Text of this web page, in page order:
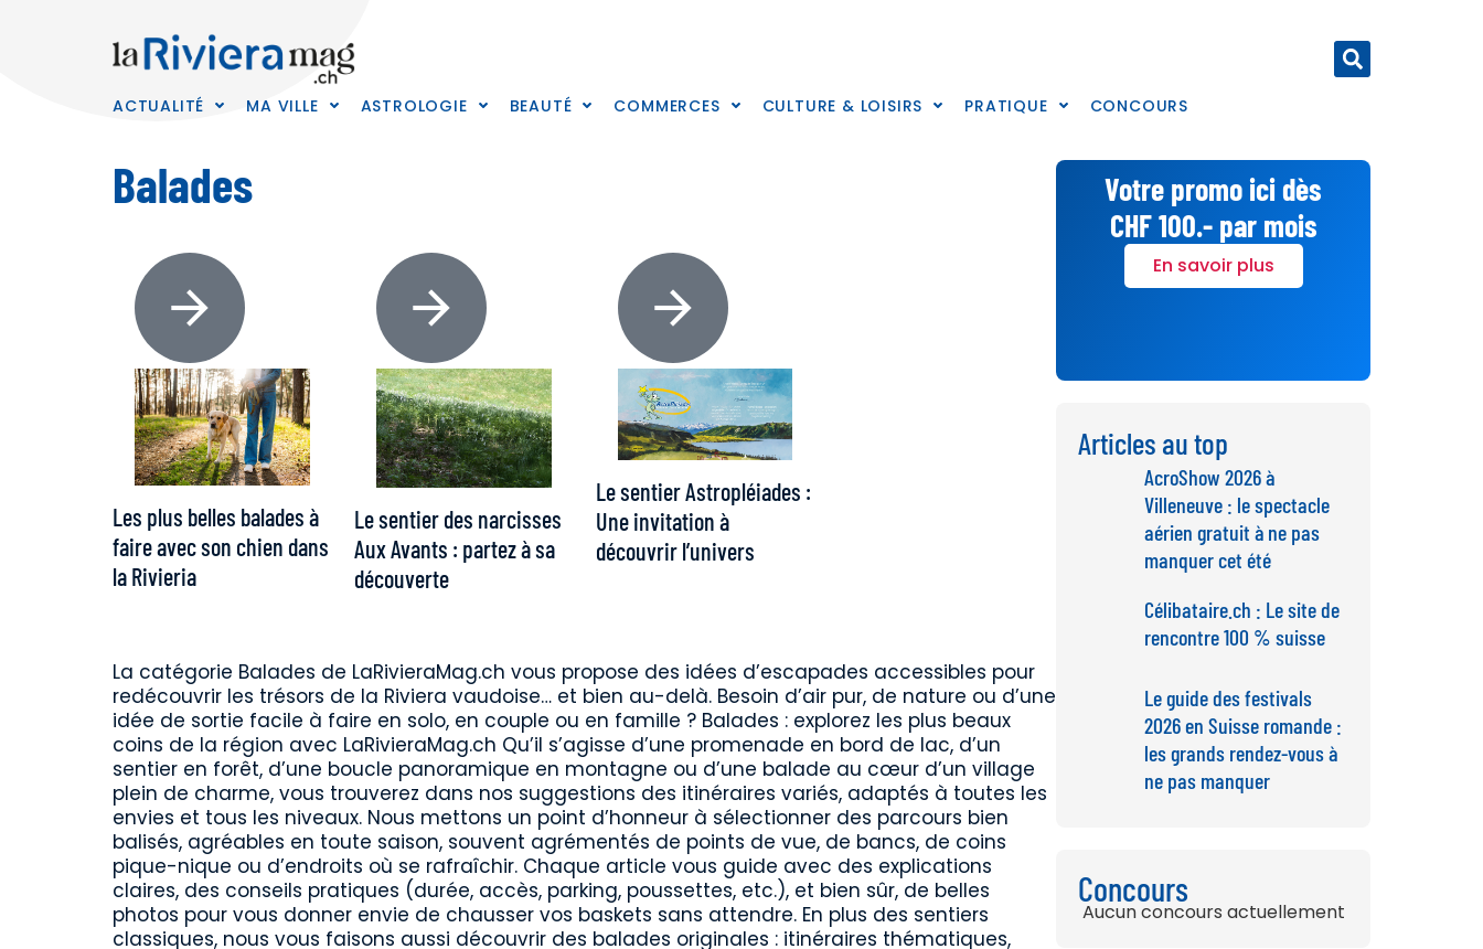
ACTUALITÉ MA VILLE ASTROLOGIE BEAUTÉ COMMERCES CULTURE & LOISIRS PRATIQUE CONCOURS
Balades
Les plus belles balades à
faire avec son chien dans
la Rivieria
Le sentier des narcisses
Aux Avants : partez à sa
découverte
Le sentier Astropléiades :
Une invitation à
découvrir l’univers
La catégorie Balades de LaRivieraMag.ch vous propose des idées d’escapades accessibles pour
redécouvrir les trésors de la Riviera vaudoise… et bien au-delà. Besoin d’air pur, de nature ou d’une
idée de sortie facile à faire en solo, en couple ou en famille ? Balades : explorez les plus beaux
coins de la région avec LaRivieraMag.ch Qu’il s’agisse d’une promenade en bord de lac, d’un
sentier en forêt, d’une boucle panoramique en montagne ou d’une balade au cœur d’un village
plein de charme, vous trouverez dans nos suggestions des itinéraires variés, adaptés à toutes les
envies et tous les niveaux. Nous mettons un point d’honneur à sélectionner des parcours bien
balisés, agréables en toute saison, souvent agrémentés de points de vue, de bancs, de coins
pique-nique ou d’endroits où se rafraîchir. Chaque article vous guide avec des explications
claires, des conseils pratiques (durée, accès, parking, poussettes, etc.), et bien sûr, de belles
photos pour vous donner envie de chausser vos baskets sans attendre. En plus des sentiers
classiques, nous vous faisons aussi découvrir des balades originales : itinéraires thématiques,
Votre promo ici dès
CHF 100.- par mois
En savoir plus
Articles au top
AcroShow 2026 à
Villeneuve : le spectacle
aérien gratuit à ne pas
manquer cet été
Célibataire.ch : Le site de
rencontre 100 % suisse
Le guide des festivals
2026 en Suisse romande :
les grands rendez-vous à
ne pas manquer
Concours
Aucun concours actuellement